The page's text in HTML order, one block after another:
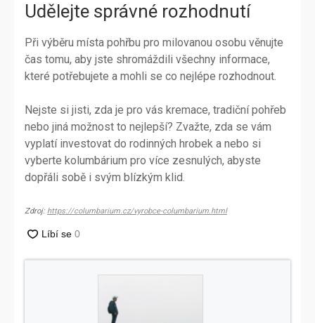
Udělejte správné rozhodnutí
Při výběru místa pohřbu pro milovanou osobu věnujte
čas tomu, aby jste shromáždili všechny informace,
které potřebujete a mohli se co nejlépe rozhodnout.
Nejste si jisti, zda je pro vás kremace, tradiční pohřeb
nebo jiná možnost to nejlepší? Zvažte, zda se vám
vyplatí investovat do rodinných hrobek a nebo si
vyberte kolumbárium pro více zesnulých, abyste
dopřáli sobě i svým blízkým klid.
Zdroj: https://columbarium.cz/vyrobce-columbarium.html